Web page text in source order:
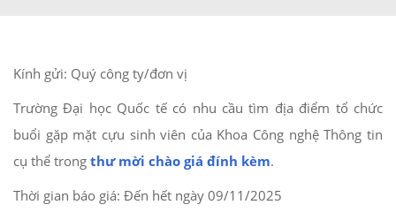
Kính gửi: Quý công ty/đơn vị
Trường Đại học Quốc tế có nhu cầu tìm địa điểm tổ chức
buổi gặp mặt cựu sinh viên của Khoa Công nghệ Thông tin
cụ thể trong thư mời chào giá đính kèm.
Thời gian báo giá: Đến hết ngày 09/11/2025